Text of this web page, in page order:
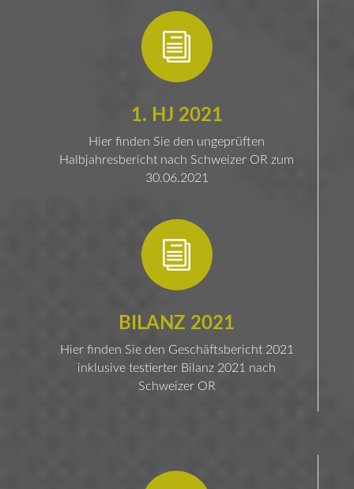
i
1. HJ 2021
Hier finden Sie den ungeprüften
Halbjahresbericht nach Schweizer OR zum
30.06.2021
i
BILANZ 2021
Hier finden Sie den Geschäftsbericht 2021
inklusive testierter Bilanz 2021 nach
Schweizer OR